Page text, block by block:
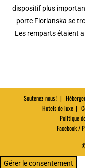
dispositif plus
porte Florianska se
Les remparts étaient
Soutenez-nous !
Hotels de luxe
Politique
Facebook /
Gérer le consentement